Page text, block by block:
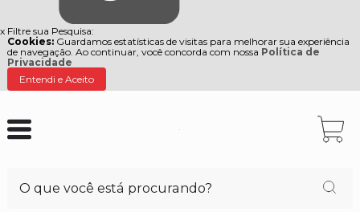
x Filtre sua Pesquisa:
Cookies: Guardamos estatísticas de visitas para melhorar sua experiência
de navegação. Ao continuar, você concorda com nossa Política de
Privacidade
Entendi e Aceito